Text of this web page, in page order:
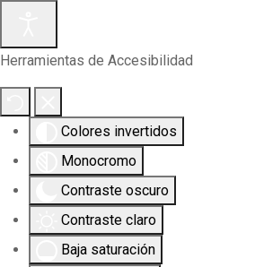
Herramientas de Accesibilidad
Colores invertidos
Monocromo
Contraste oscuro
Contraste claro
Baja saturación